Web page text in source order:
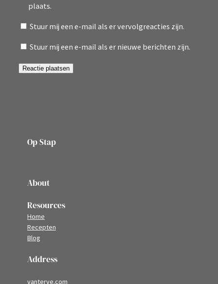
plaats.
Stuur mij een e-mail als er vervolgreacties zijn.
Stuur mij een e-mail als er nieuwe berichten zijn.
Op Stap
About
Resources
Home
Recepten
Blog
Address
vanterve.com